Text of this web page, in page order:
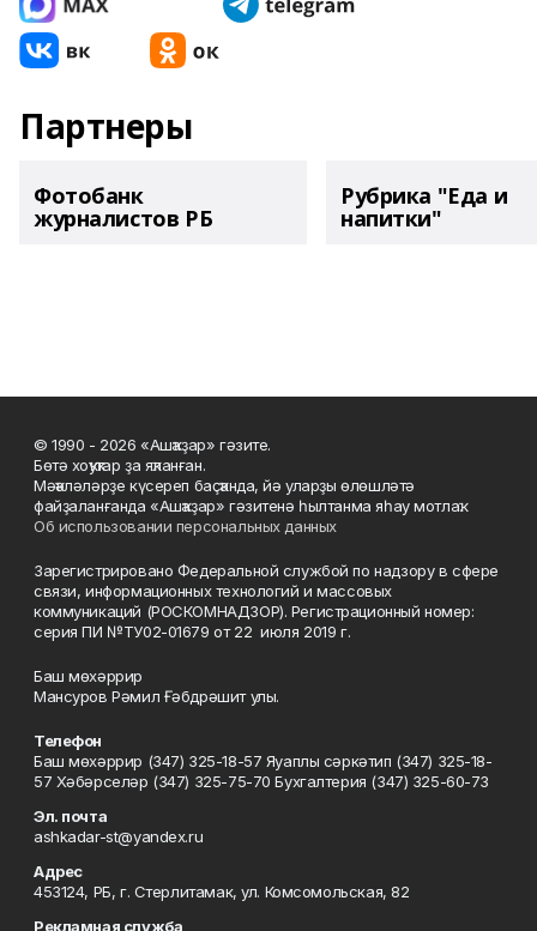
Партнеры
Фотобанк
журналистов РБ
Рубрика "Еда и
напитки"
© 1990 - 2026 «Ашҡаҙар» гәзите.
Бөтә хоҡуҡтар ҙа яҡланған.
Мәҡәләләрҙе күсереп баҫҡанда, йә уларҙы өлөшләтә
файҙаланғанда «Ашҡаҙар» гәзитенә һылтанма яһау мотлаҡ.
Об использовании персональных данных
Зарегистрировано Федеральной службой по надзору в сфере
связи, информационных технологий и массовых
коммуникаций (РОСКОМНАДЗОР). Регистрационный номер:
серия ПИ №ТУ02-01679 от 22 июля 2019 г.
Баш мөхәррир
Мансуров Рәмил Ғәбдрәшит улы.
Телефон
Баш мөхәррир (347) 325-18-57 Яуаплы сәркәтип (347) 325-18-
57 Хәбәрселәр (347) 325-75-70 Бухгалтерия (347) 325-60-73
Эл. почта
ashkadar-st@yandex.ru
Адрес
453124, РБ, г. Стерлитамак, ул. Комсомольская, 82
Рекламная служба